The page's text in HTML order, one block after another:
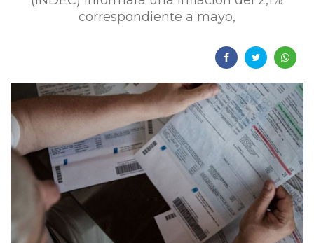
correspondiente a mayo,